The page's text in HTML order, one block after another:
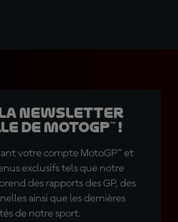
la Newsletter
MotoGP™ !
votre compte MotoGP™ et
exclusifs tels que notre
des rapports des GP, des
ainsi que les dernières
de notre sport.